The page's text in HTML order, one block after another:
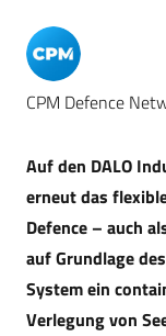
CPM Defence
Auf den DALO
erneut das
Defence – auch
auf Grundlage
System ein
Verlegung von